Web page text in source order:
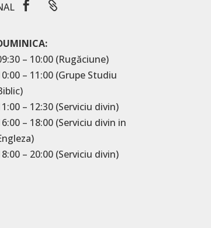
 
– 10:00 (Rugăciune)
– 11:00 (Grupe Studiu
– 12:30 (Serviciu divin)
– 18:00 (Serviciu divin in
– 20:00 (Serviciu divin)